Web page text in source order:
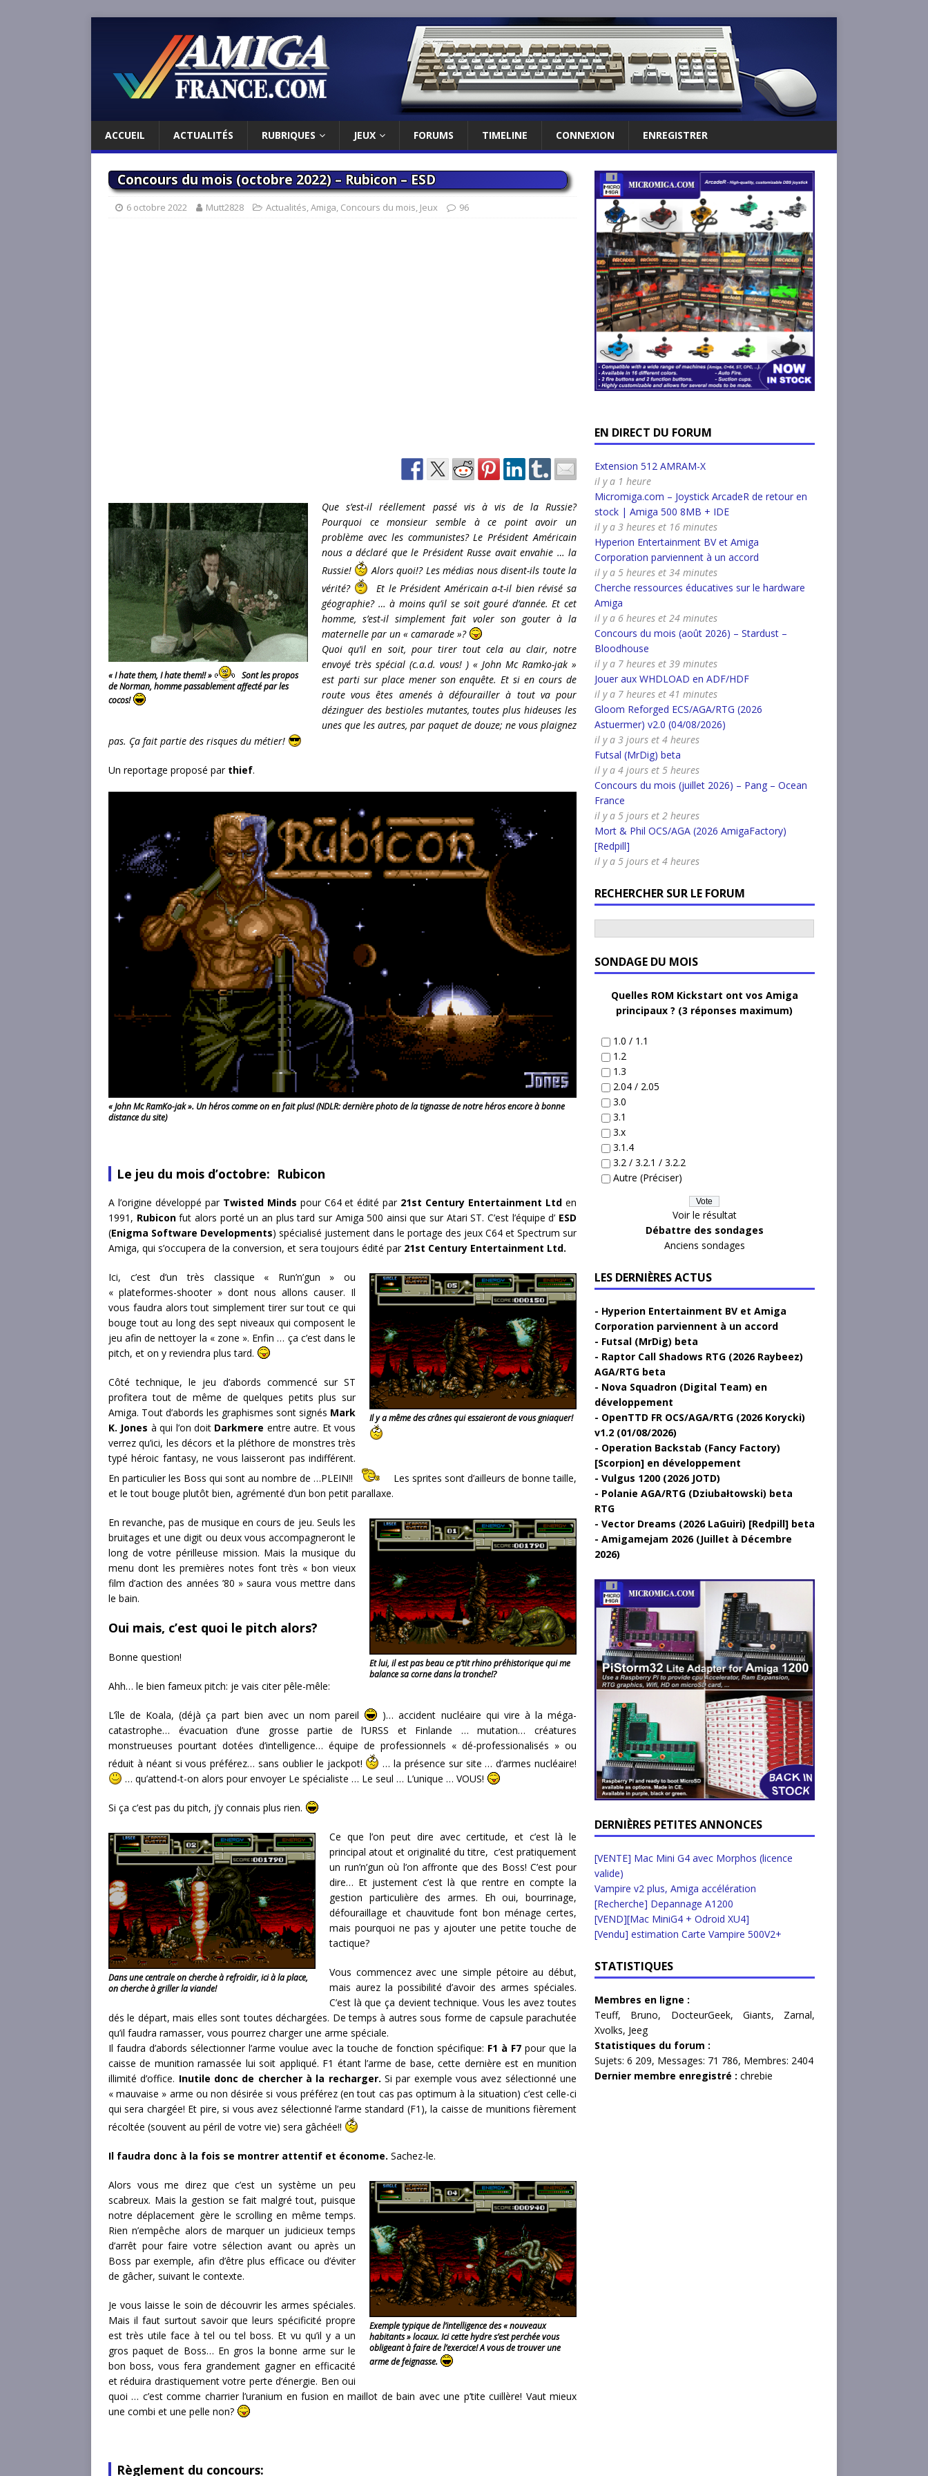
ACCUEIL ACTUALITÉS RUBRIQUES JEUX FORUMS TIMELINE CONNEXION ENREGISTRER
Concours du mois (octobre 2022) – Rubicon – ESD
6 octobre 2022 Mutt2828 Actualités,Amiga, Concours du mois, Jeux 96
« I hate them, I hate them!! »
Sont les propos
de Norman, homme passablement affecté par les
cocos!
Que s’est-il réellement passé vis à vis de la Russie?
Pourquoi ce monsieur semble à ce point avoir un
problème avec les communistes? Le Président Américain
nous a déclaré que le Président Russe avait envahie … la
Russie!
Alors quoi!? Les médias nous disent-ils toute la
vérité?
Et le Président Américain a-t-il bien révisé sa
géographie? … à moins qu’il se soit gouré d’année. Et cet
homme, s’est-il simplement fait voler son gouter à la
maternelle par un « camarade »?
Quoi qu’il en soit, pour tirer tout cela au clair, notre
envoyé très spécial (c.a.d. vous! ) « John Mc Ramko-jak »
est parti sur place mener son enquête. Et si en cours de
route vous êtes amenés à défourailler à tout va pour
dézinguer des bestioles mutantes, toutes plus hideuses les
unes que les autres, par paquet de douze; ne vous plaignez
pas. Ça fait partie des risques du métier!
Un reportage proposé par thief.
« John Mc RamKo-jak ». Un héros comme on en fait plus! (NDLR: dernière photo de la tignasse de notre héros encore à bonne
distance du site)
Le jeu du mois d’octobre: Rubicon
A l’origine développé par Twisted Minds pour C64 et édité par 21st Century Entertainment Ltd en
1991, Rubiconfut alors porté un an plus tard sur Amiga 500 ainsi que sur Atari ST. C’est l’équipe d’ ESD
(Enigma Software Developments) spécialisé justement dans le portage des jeux C64 et Spectrum sur
Amiga, qui s’occupera de la conversion, et sera toujours édité par 21st Century Entertainment Ltd.
Il y a même des crânes qui essaieront de vous gniaquer!
Ici, c’est d’un très classique « Run’n’gun » ou
« plateformes-shooter » dont nous allons causer. Il
vous faudra alors tout simplement tirer sur tout ce qui
bouge tout au long des sept niveaux qui composent le
jeu afin de nettoyer la « zone ». Enfin … ça c’est dans le
pitch, et on y reviendra plus tard.
Côté technique, le jeu d’abords commencé sur ST
profitera tout de même de quelques petits plus sur
Amiga. Tout d’abords les graphismes sont signés Mark
K. Jones à qui l’on doit Darkmere entre autre. Et vous
verrez qu’ici, les décors et la pléthore de monstres très
typé héroic fantasy, ne vous laisseront pas indifférent.
En particulier les Boss qui sont au nombre de …PLEIN!!
Les sprites sont d’ailleurs de bonne taille,
et le tout bouge plutôt bien, agrémenté d’un bon petit parallaxe.
Et lui, il est pas beau ce p’tit rhino préhistorique qui me
balance sa corne dans la tronche!?
En revanche, pas de musique en cours de jeu. Seuls les
bruitages et une digit ou deux vous accompagneront le
long de votre périlleuse mission. Mais la musique du
menu dont les premières notes font très « bon vieux
film d’action des années ’80 » saura vous mettre dans
le bain.
Oui mais, c’est quoi le pitch alors?
Bonne question!
Ahh… le bien fameux pitch: je vais citer pêle-mêle:
L’île de Koala, (déjà ça part bien avec un nom pareil
)… accident nucléaire qui vire à la méga-
catastrophe… évacuation d’une grosse partie de l’URSS et Finlande … mutation… créatures
monstrueuses pourtant dotées d’intelligence… équipe de professionnels « dé-professionalisés » ou
réduit à néant si vous préférez… sans oublier le jackpot!
… la présence sur site … d’armes nucléaire!
… qu’attend-t-on alors pour envoyer Le spécialiste … Le seul … L’unique … VOUS!
Si ça c’est pas du pitch, j’y connais plus rien.
Dans une centrale on cherche à refroidir, ici à la place,
on cherche à griller la viande!
Ce que l’on peut dire avec certitude, et c’est là le
principal atout et originalité du titre, c’est pratiquement
un run’n’gun où l’on affronte que des Boss! C’est pour
dire… Et justement c’est là que rentre en compte la
gestion particulière des armes. Eh oui, bourrinage,
défouraillage et chauvitude font bon ménage certes,
mais pourquoi ne pas y ajouter une petite touche de
tactique?
Vous commencez avec une simple pétoire au début,
mais aurez la possibilité d’avoir des armes spéciales.
C’est là que ça devient technique. Vous les avez toutes
dés le départ, mais elles sont toutes déchargées. De temps à autres sous forme de capsule parachutée
qu’il faudra ramasser, vous pourrez charger une arme spéciale.
Il faudra d’abords sélectionner l’arme voulue avec la touche de fonction spécifique: F1 à F7 pour que la
caisse de munition ramassée lui soit appliqué. F1 étant l’arme de base, cette dernière est en munition
illimité d’office. Inutile donc de chercher à la recharger. Si par exemple vous avez sélectionné une
« mauvaise » arme ou non désirée si vous préférez (en tout cas pas optimum à la situation) c’est celle-ci
qui sera chargée! Et pire, si vous avez sélectionné l’arme standard (F1), la caisse de munitions fièrement
récoltée (souvent au péril de votre vie) sera gâchée!!
Il faudra donc à la fois se montrer attentif et économe. Sachez-le.
Exemple typique de l’intelligence des « nouveaux
habitants » locaux. Ici cette hydre s’est perchée vous
obligeant à faire de l’exercice! A vous de trouver une
arme de feignasse.
Alors vous me direz que c’est un système un peu
scabreux. Mais la gestion se fait malgré tout, puisque
notre déplacement gère le scrolling en même temps.
Rien n’empêche alors de marquer un judicieux temps
d’arrêt pour faire votre sélection avant ou après un
Boss par exemple, afin d’être plus efficace ou d’éviter
de gâcher, suivant le contexte.
Je vous laisse le soin de découvrir les armes spéciales.
Mais il faut surtout savoir que leurs spécificité propre
est très utile face à tel ou tel boss. Et vu qu’il y a un
gros paquet de Boss… En gros la bonne arme sur le
bon boss, vous fera grandement gagner en efficacité
et réduira drastiquement votre perte d’énergie. Ben oui
quoi … c’est comme charrier l’uranium en fusion en maillot de bain avec une p’tite cuillère! Vaut mieux
une combi et une pelle non?
Règlement du concours:
EN DIRECT DU FORUM
Extension 512 AMRAM-X
il y a 1 heure
Micromiga.com – Joystick ArcadeR de retour en
stock | Amiga 500 8MB + IDE
il y a 3 heures et 16 minutes
Hyperion Entertainment BV et Amiga
Corporation parviennent à un accord
il y a 5 heures et 34 minutes
Cherche ressources éducatives sur le hardware
Amiga
il y a 6 heures et 24 minutes
Concours du mois (août 2026) – Stardust –
Bloodhouse
il y a 7 heures et 39 minutes
Jouer aux WHDLOAD en ADF/HDF
il y a 7 heures et 41 minutes
Gloom Reforged ECS/AGA/RTG (2026
Astuermer) v2.0 (04/08/2026)
il y a 3 jours et 4 heures
Futsal (MrDig) beta
il y a 4 jours et 5 heures
Concours du mois (juillet 2026) – Pang – Ocean
France
il y a 5 jours et 2 heures
Mort & Phil OCS/AGA (2026 AmigaFactory)
[Redpill]
il y a 5 jours et 4 heures
RECHERCHER SUR LE FORUM
SONDAGE DU MOIS
Quelles ROM Kickstart ont vos Amiga
principaux ? (3 réponses maximum)
1.0 / 1.1
1.2
1.3
2.04 / 2.05
3.0
3.1
3.x
3.1.4
3.2 / 3.2.1 / 3.2.2
Autre (Préciser)
Voir le résultat
Débattre des sondages
Anciens sondages
LES DERNIÈRES ACTUS
Hyperion Entertainment BV et Amiga
Corporation parviennent à un accord
Futsal (MrDig) beta
Raptor Call Shadows RTG (2026 Raybeez)
AGA/RTG beta
Nova Squadron (Digital Team) en
développement
OpenTTD FR OCS/AGA/RTG (2026 Korycki)
v1.2 (01/08/2026)
Operation Backstab (Fancy Factory)
[Scorpion] en développement
Vulgus 1200 (2026 JOTD)
Polanie AGA/RTG (Dziubałtowski) beta
RTG
Vector Dreams (2026 LaGuiri) [Redpill] beta
Amigamejam 2026 (Juillet à Décembre
2026)
DERNIÈRES PETITES ANNONCES
[VENTE] Mac Mini G4 avec Morphos (licence
valide)
Vampire v2 plus, Amiga accélération
[Recherche] Depannage A1200
[VEND][Mac MiniG4 + Odroid XU4]
[Vendu] estimation Carte Vampire 500V2+
STATISTIQUES
Membres en ligne :
Teuff, Bruno, DocteurGeek, Giants, Zarnal,
Xvolks, Jeeg
Statistiques du forum :
Sujets: 6 209, Messages: 71 786, Membres: 2404
Dernier membre enregistré : chrebie